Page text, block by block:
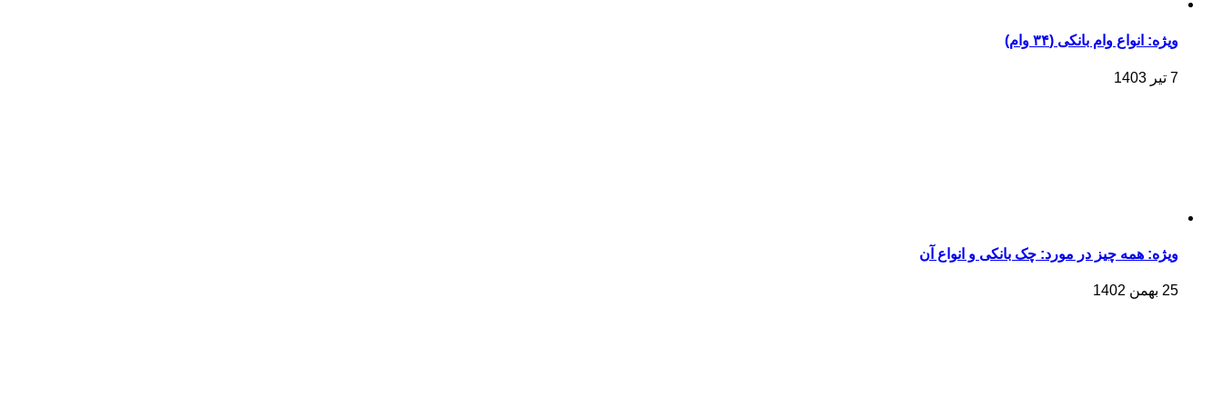
ویژه: انواع وام بانکی (۳۴ وام)
7 تیر 1403
ویژه: همه چیز در مورد: چک بانکی و انواع آن
25 بهمن 1402